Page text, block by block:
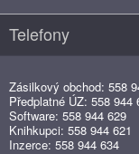
Telefony
Zásilkový obchod: 558
Předplatné ÚZ: 558 944
Software: 558 944 629
Knihkupci: 558 944 621
Inzerce: 558 944 634